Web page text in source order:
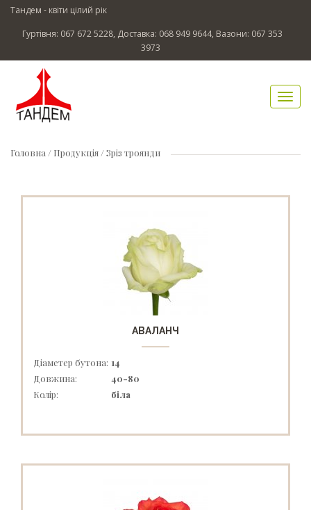
Тандем - квіти цілий рік
Гуртівня: 067 672 5228, Доставка: 068 949 9644, Вазони: 067 353
3973
Головна / Продукція / Зріз троянди
АВАЛАНЧ
Діаметер бутона: 14
Довжина:
40-80
Колір:
біла